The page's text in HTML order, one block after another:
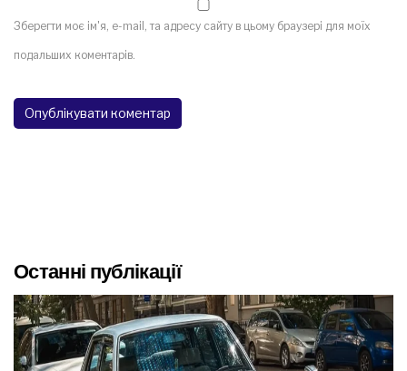
Зберегти моє ім'я, e-mail, та адресу сайту в цьому браузері для моїх
подальших коментарів.
Останні публікації